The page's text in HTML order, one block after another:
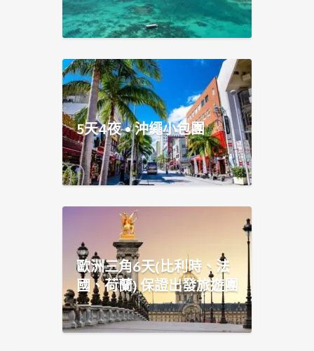
5天4夜 • 沖繩小包團
歐洲三角6天(比利時、法
國、荷蘭) 保證出發旅遊團